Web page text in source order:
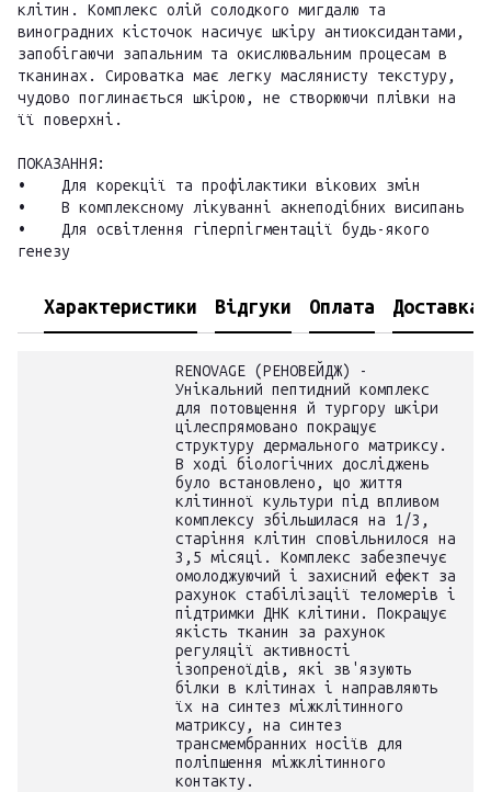
клітин. Комплекс олій солодкого мигдалю та
виноградних кісточок насичує шкіру антиоксидантами,
запобігаючи запальним та окислювальним процесам в
тканинах. Сироватка має легку маслянисту текстуру,
чудово поглинається шкірою, не створюючи плівки на
її поверхні.
ПОКАЗАННЯ:
• Для корекції та профілактики вікових змін
• В комплексному лікуванні акнеподібних висипань
• Для освітлення гіперпігментації будь-якого
генезу
Характеристики Відгуки Оплата Доставка
RENOVAGE (РЕНОВЕЙДЖ) -
Унікальний пептидний комплекс
для потовщення й тургору шкіри
цілеспрямовано покращує
структуру дермального матриксу.
В ході біологічних досліджень
було встановлено, що життя
клітинної культури під впливом
комплексу збільшилася на 1/3,
старіння клітин сповільнилося на
3,5 місяці. Комплекс забезпечує
омолоджуючий і захисний ефект за
рахунок стабілізації теломерів і
підтримки ДНК клітини. Покращує
якість тканин за рахунок
регуляції активності
ізопреноїдів, які зв'язують
білки в клітинах і направляють
їх на синтез міжклітинного
матриксу, на синтез
трансмембранних носіїв для
поліпшення міжклітинного
контакту.